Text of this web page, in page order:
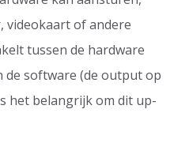
videokaart of andere
tussen de hardware
de software (de output op
het belangrijk om dit up-